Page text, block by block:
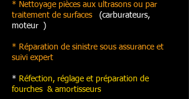
* Nettoyage pièces aux ultrasons ou par
traitement de surfaces
(carburateurs,
moteur )
* Réparation de sinistre sous assurance et
suivi expert
* Réfection, réglage et préparation de
fourches & amortisseurs